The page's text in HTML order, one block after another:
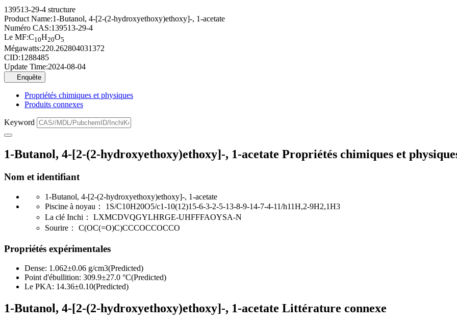
139513-29-4 structure
Product Name:1-Butanol, 4-[2-(2-hydroxyethoxy)ethoxy]-, 1-acetate
Numéro CAS:139513-29-4
Le MF:C10H20O5
Mégawatts:220.262804031372
CID:1288485
Update Time:2024-08-04
Enquête
Propriétés chimiques et physiques
Produits connexes
Keyword
1-Butanol, 4-[2-(2-hydroxyethoxy)ethoxy]-, 1-acetate Propriétés chimiques et
Nom et identifiant
1-Butanol, 4-[2-(2-hydroxyethoxy)ethoxy]-, 1-acetate
Piscine à noyau：
1S/C10H20O5/c1-10(12)15-6-3-2-5-13-8-9-14-7-4-11/h11H,2-9H2,1H3
La clé Inchi：
LXMCDVQGYLHRGE-UHFFFAOYSA-N
Sourire：
C(OC(=O)C)CCCOCCOCCO
Propriétés expérimentales
Dense: 1.062±0.06 g/cm3(Predicted)
Point d'ébullition: 309.9±27.0 °C(Predicted)
Le PKA: 14.36±0.10(Predicted)
1-Butanol, 4-[2-(2-hydroxyethoxy)ethoxy]-, 1-acetate Littérature connexe